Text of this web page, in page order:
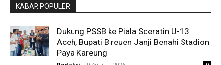
KABAR POPULER
Dukung PSSB ke Piala Soeratin U-13
Aceh, Bupati Bireuen Janji Benahi Stadion
Paya Kareung